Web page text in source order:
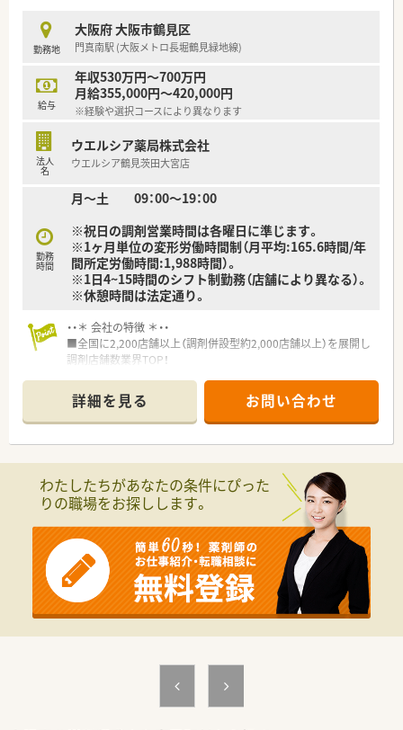
■育児休暇は3歳まで取得が可能で、時短制度は小学5年生まで
時短勤務ができるよう変更予定です。
■年間休日が120日とワークライフバランスが整っています
■日用品から常備薬まで、従業員割引制度など嬉しいメリットも
たくさんあります！
勤務地
大阪府 大阪市鶴見区
門真南駅 (大阪メトロ長堀鶴見緑地線)
給与
年収530万円～700万円
月給355,000円～420,000円
※経験や選択コースにより異なります
法人
名
ウエルシア薬局株式会社
ウエルシア鶴見茨田大宮店
勤務
時間
月～土 09：00～19：00
※祝日の調剤営業時間は各曜日に準じます。
※1ヶ月単位の変形労働時間制（月平均:165.6時間/年
間所定労働時間:1,988時間）。
※1日4~15時間のシフト制勤務（店舗により異なる）。
※休憩時間は法定通り。
・・＊ 会社の特徴 ＊・・
■全国に2,200店舗以上（調剤併設型約2,000店舗以上）を展開し
調剤店舗数業界TOP！
頑張り次第で高給与も可能！
■経験や勤務コースによりますが、経験の少ない方でも500万前
半スタートと業界TOP水準！
■職種や職域に合わせ、豊富な社内研修や外部組織と連携した研
■薬剤師が中心の会社だからこそ活躍できるキャリアパスが多
種多様に用意されています。
■店舗拡大に伴い、エリアマネジャーや営業部長等のマネジメン
■在宅や教育等の専門性を活かせるスペシャリストを目指すこ
とも可能です。
■その他にも、管理部門や商品部門等の本社スタッフなど活動領
域は多種多様です。
■在宅実施店舗は年々増加しており、在宅医療へもしっかりと関
わる事ができます。
■育児休暇は3歳まで取得が可能で、時短制度は小学5年生まで
■年間休日が120日とワークライフバランスが整っています
■日用品から常備薬まで、従業員割引制度など嬉しいメリットも
詳細を見る お問い合わせ
わたしたちがあなたの条件にぴった
りの職場をお探しします。